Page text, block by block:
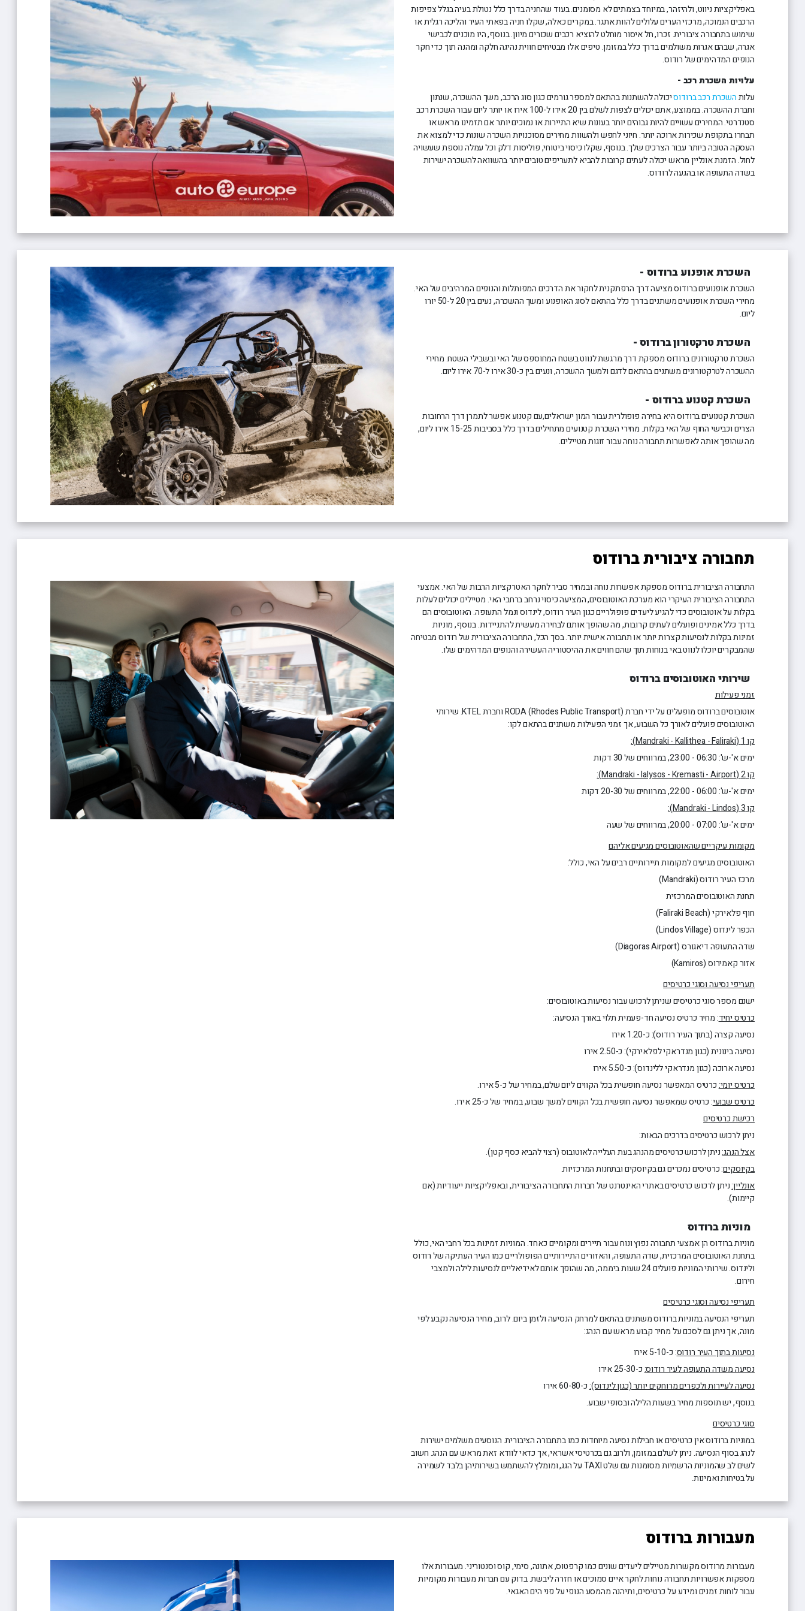
באפליקציות ניווט, ולהיזהר, במיוחד בצמתים לא מסומנים. בעוד שהחניה בדרך כלל נטולת בעיה בגלל צפיפות
הרכבים הנמוכה, מרכזי הערים עלולים להוות אתגר. במקרים כאלה, שקלו חניה בפאתי העיר והליכה רגלית או
שימוש בתחבורה ציבורית. זכרו, חל איסור מוחלט להוציא רכבים שכורים מיוון. בנוסף, היו מוכנים לכבישי
אגרה, שבהם אגרות משולמים בדרך כלל במזומן. טיפים אלו מבטיחים חווית נהיגה חלקה ומהנה תוך כדי חקר
הנופים המדהימים של רודוס.
עלויות השכרת רכב -
עלותהשכרת רכב ברודוסיכולה להשתנות בהתאם למספר גורמים כגון סוג הרכב, משך ההשכרה, שנתון
וחברת ההשכרה. בממוצע, אתם יכולים לצפות לשלם בין 20 אירו ל-100 אירו או יותר ליום עבור השכרת רכב
סטנדרטי. המחירים עשויים להיות גבוהים יותר בעונות שיא התיירות או נמוכים יותר אם תזמינו מראש או
תבחרו בתקופת שכירות ארוכה יותר. חיוני לחפש ולהשוות מחירים מסוכנויות השכרה שונות כדי למצוא את
העסקה הטובה ביותר עבור הצרכים שלך. בנוסף, שקלו כיסוי ביטוחי, פוליסות דלק וכל עמלה נוספת שעשויה
לחול. הזמנת אונליין מראש יכולה לעתים קרובות להביא לתעריפים טובים יותר בהשוואה להשכרה ישירות
בשדה התעופה או בהגעה לרודוס.
השכרת אופנוע ברודוס -
השכרת אופנועים ברודוס מציעה דרך הרפתקנית לחקור את הדרכים המפותלות והנופים המרהיבים של האי.
מחירי השכרת אופנועים משתנים בדרך כלל בהתאם לסוג האופנוע ומשך ההשכרה, נעים בין 20 ל-50 יורו
ליום.
השכרת טרקטורון ברודוס -
השכרת טרקטורונים ברודוס מספקת דרך מרגשת לנווט בשטח המחוספס של האי ובשבילי השטח. מחירי
ההשכרה לטרקטורונים משתנים בהתאם לדגם ולמשך ההשכרה, ונעים בין כ-30 אירו ל-70 אירו ליום.
השכרת קטנוע ברודוס -
השכרת קטנועים ברודוס היא בחירה פופולרית עבור המון ישראלים,עם קטנוע אפשר לתמרן דרך הרחובות
הצרים וכבישי החוף של האי בקלות. מחירי השכרת קטנועים מתחילים בדרך כלל בסביבות 15-25 אירו ליום,
מה שהופך אותה לאפשרות תחבורה נוחה עבור זוגות מטיילים.
תחבורה ציבורית ברודוס
התחבורה הציבורית ברודוס מספקת אפשרות נוחה ובמחיר סביר לחקר האטרקציות הרבות של האי. אמצעי
התחבורה הציבורית העיקרי הוא מערכת האוטובוסים, המציעה כיסוי נרחב ברחבי האי. מטיילים יכולים לעלות
בקלות על אוטובוסים כדי להגיע ליעדים פופולריים כגון העיר רודוס, לינדוס ונמל התעופה. האוטובוסים הם
בדרך כלל אמינים ופועלים לעתים קרובות, מה שהופך אותם לבחירה מעשית להתניידות. בנוסף, מוניות
זמינות בקלות לנסיעות קצרות יותר או תחבורה אישית יותר. בסך הכל, התחבורה הציבורית של רודוס מבטיחה
שהמבקרים יוכלו לנווט באי בנוחות תוך שהם חווים את ההיסטוריה העשירה והנופים המדהימים שלו.
שירותי האוטובוסים ברודוס
זמני פעילות
אוטובוסים ברודוס מופעלים על ידי חברת RODA (Rhodes Public Transport) וחברת KTEL. שירותי
האוטובוסים פועלים לאורך כל השבוע, אך זמני הפעילות משתנים בהתאם לקו:
קו 1 (Mandraki - Kallithea - Faliraki):
ימים א'-ש': 06:30 - 23:00, במרווחים של 30 דקות
קו 2 (Mandraki - Ialysos - Kremasti - Airport):
ימים א'-ש': 06:00 - 22:00, במרווחים של 20-30 דקות
קו 3 (Mandraki - Lindos):
ימים א'-ש': 07:00 - 20:00, במרווחים של שעה
מקומות עיקריים שהאוטובוסים מגיעים אליהם
האוטובוסים מגיעים למקומות תיירותיים רבים על האי, כולל:
מרכז העיר רודוס (Mandraki)
תחנת האוטובוסים המרכזית
חוף פלאירקי (Faliraki Beach)
הכפר לינדוס (Lindos Village)
שדה התעופה דיאגורס (Diagoras Airport)
אזור קאמירוס (Kamiros)
תעריפי נסיעה וסוגי כרטיסים
ישנם מספר סוגי כרטיסים שניתן לרכוש עבור נסיעות באוטובוסים:
כרטיס יחיד: מחיר כרטיס נסיעה חד-פעמית תלוי באורך הנסיעה:
נסיעה קצרה (בתוך העיר רודוס): כ-1.20 אירו
נסיעה בינונית (כגון מנדראקי לפלאירקי): כ-2.50 אירו
נסיעה ארוכה (כגון מנדראקי ללינדוס): כ-5.50 אירו
כרטיס יומי:כרטיס המאפשר נסיעה חופשית בכל הקווים ליום שלם, במחיר של כ-5 אירו.
כרטיס שבועי: כרטיס שמאפשר נסיעה חופשית בכל הקווים למשך שבוע, במחיר של כ-25 אירו.
רכישת כרטיסים
ניתן לרכוש כרטיסים בדרכים הבאות:
אצל הנהג:ניתן לרכוש כרטיסים מהנהג בעת העלייה לאוטובוס (רצוי להביא כסף קטן).
בקיוסקים: כרטיסים נמכרים גם בקיוסקים ובתחנות המרכזיות.
אונליין:ניתן לרכוש כרטיסים באתרי האינטרנט של חברות התחבורה הציבורית, ובאפליקציות ייעודיות (אם
קיימות).
מוניות ברודוס
מוניות ברודוס הן אמצעי תחבורה נפוץ ונוח עבור תיירים ומקומיים כאחד. המוניות זמינות בכל רחבי האי, כולל
בתחנת האוטובוסים המרכזית, שדה התעופה, והאזורים התיירותיים הפופולריים כמו העיר העתיקה של רודוס
ולינדוס. שירותי המוניות פועלים 24 שעות ביממה, מה שהופך אותם לאידיאליים לנסיעות לילה ולמצבי
חירום.
תעריפי נסיעה וסוגי כרטיסים
תעריפי הנסיעה במוניות ברודוס משתנים בהתאם למרחק הנסיעה ולזמן ביום. לרוב, מחיר הנסיעה נקבע לפי
מונה, אך ניתן גם לסכם על מחיר קבוע מראש עם הנהג:
נסיעות בתוך העיר רודוס: כ-5-10 אירו
נסיעה משדה התעופה לעיר רודוס:כ-25-30 אירו
נסיעה לעיירות ולכפרים מרוחקים יותר (כגון לינדוס):כ-60-80 אירו
בנוסף, יש תוספות מחיר בשעות הלילה ובסופי שבוע.
סוגי כרטיסים
במוניות ברודוס אין כרטיסים או חבילות נסיעה מיוחדות כמו בתחבורה הציבורית. הנוסעים משלמים ישירות
לנהג בסוף הנסיעה. ניתן לשלם במזומן, ולרוב גם בכרטיסי אשראי, אך כדאי לוודא זאת מראש עם הנהג. חשוב
לשים לב שהמוניות הרשמיות מסומנות עם שלט TAXI על הגג, ומומלץ להשתמש בשירותיהן בלבד לשמירה
על בטיחות ואמינות.
מעבורות ברודוס
מעבורות מרודוס מקשרות מטיילים ליעדים שונים כמו קרפטוס, אתונה, סימי, קוס וסנטוריני. מעבורות אלו
מספקות אפשרויות תחבורה נוחות לחקר איים סמוכים או חזרה ליבשת. בדוק עם חברות מעבורות מקומיות
עבור לוחות זמנים ומידע על כרטיסים, ותיהנה מהמסע הנופי על פני הים האגאי.